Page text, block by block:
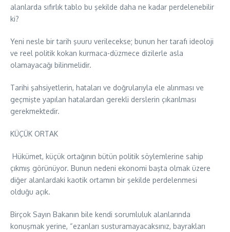
alanlarda sıfırlık tablo bu şekilde daha ne kadar perdelenebilir
ki?
Yeni nesle bir tarih şuuru verilecekse; bunun her tarafı ideoloji
ve reel politik kokan kurmaca-düzmece dizilerle asla
olamayacağı bilinmelidir.
Tarihi şahsiyetlerin, hataları ve doğrularıyla ele alınması ve
geçmişte yapılan hatalardan gerekli derslerin çıkarılması
gerekmektedir.
KÜÇÜK ORTAK
Hükümet, küçük ortağının bütün politik söylemlerine sahip
çıkmış görünüyor. Bunun nedeni ekonomi başta olmak üzere
diğer alanlardaki kaotik ortamın bir şekilde perdelenmesi
olduğu açık.
Birçok Sayın Bakanın bile kendi sorumluluk alanlarında
konuşmak yerine, “ezanları susturamayacaksınız, bayrakları